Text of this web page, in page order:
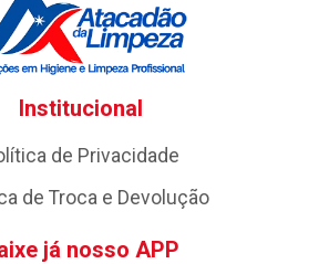
Institucional
de Privacidade
de Troca e Devolução
já nosso APP